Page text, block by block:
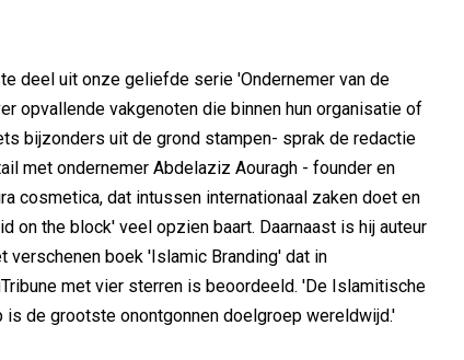
deel uit onze geliefde serie 'Ondernemer van de
opvallende vakgenoten die binnen hun organisatie of
bijzonders uit de grond stampen- sprak de redactie
met ondernemer Abdelaziz Aouragh - founder en
cosmetica, dat intussen internationaal zaken doet en
on the block' veel opzien baart. Daarnaast is hij auteur
verschenen boek 'Islamic Branding' dat in
met vier sterren is beoordeeld. 'De Islamitische
is de grootste onontgonnen doelgroep wereldwijd.'
ambitie leidend
over
Substack breidt uit in Nederland met...
WWF en CPNB introduceren Groene...